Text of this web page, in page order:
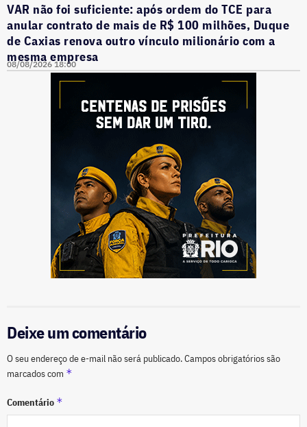
VAR não foi suficiente: após ordem do TCE para
anular contrato de mais de R$ 100 milhões, Duque
de Caxias renova outro vínculo milionário com a
mesma empresa
08/08/2026 18:00
Deixe um comentário
O seu endereço de e-mail não será publicado.Campos obrigatórios são
marcados com *
Comentário *